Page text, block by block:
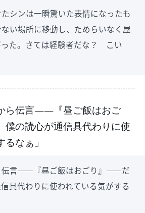
シンは一瞬驚いた表情になったも
い場所に移動し、ためらいなく屋
た。さては経験者だな？ こい
ら伝言――『昼ご飯はおご
の読心が通信具代わりに使
なぁ」
伝言――『昼ご飯はおごり』――だ
具代わりに使われている気がする